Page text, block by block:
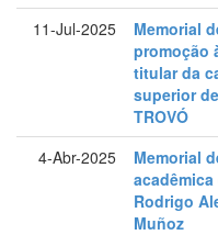
11-Jul-2025
Memorial
promoção
titular da
superior
TROVÓ
4-Abr-2025
Memorial
Rodrigo
Muñoz